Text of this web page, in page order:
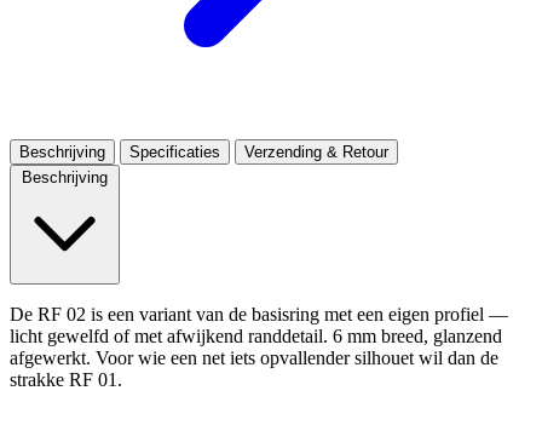
Beschrijving Specificaties
Verzending & Retour
Beschrijving
De RF 02 is een variant van de basisring met een eigen profiel —
licht gewelfd of met afwijkend randdetail. 6 mm breed, glanzend
afgewerkt. Voor wie een net iets opvallender silhouet wil dan de
strakke RF 01.